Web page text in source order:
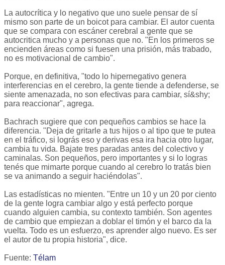
La autocrítica y lo negativo que uno suele pensar de sí
mismo son parte de un boicot para cambiar. El autor cuenta
que se compara con escáner cerebral a gente que se
autocritica mucho y a personas que no. "En los primeros se
encienden áreas como si fuesen una prisión, más trabado,
no es motivacional de cambio".
Porque, en definitiva, "todo lo hipernegativo genera
interferencias en el cerebro, la gente tiende a defenderse, se
siente amenazada, no son efectivas para cambiar, sí&shy;
para reaccionar", agrega.
Bachrach sugiere que con pequeños cambios se hace la
diferencia. "Deja de gritarle a tus hijos o al tipo que te putea
en el tráfico, si lográs eso y derivas esa ira hacia otro lugar,
cambia tu vida. Bajate tres paradas antes del colectivo y
caminalas. Son pequeños, pero importantes y si lo logras
tenés que mimarte porque cuando al cerebro lo tratás bien
se va animando a seguir haciéndolas".
Las estadísticas no mienten. "Entre un 10 y un 20 por ciento
de la gente logra cambiar algo y está perfecto porque
cuando alguien cambia, su contexto también. Son agentes
de cambio que empiezan a doblar el timón y el barco da la
vuelta. Todo es un esfuerzo, es aprender algo nuevo. Es ser
el autor de tu propia historia", dice.
Fuente: Télam